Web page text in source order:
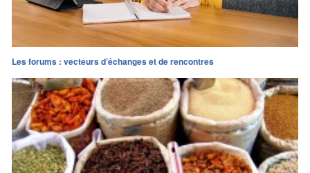
Les forums : vecteurs d’échanges et de rencontres